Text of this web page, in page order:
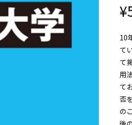
10
て
て
用
て
否
の